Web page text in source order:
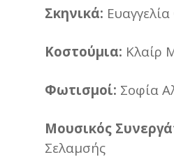
Σκηνικά:
Κοστούμια: Κλαίρ
Φωτισμοί: Σοφία
Μουσικός
Σελαμσής